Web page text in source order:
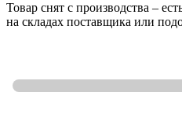
Товар снят с производства –
на складах поставщика или